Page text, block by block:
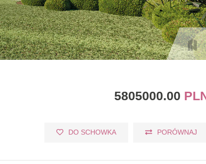
5805000.00
DO SCHOWKA PORÓWNAJ